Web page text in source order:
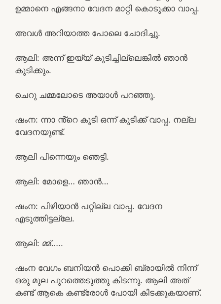
ഉമ്മാനെ എങ്ങനാ വേദന മാറ്റി കൊടുക്കാ വാപ്പ.
അവൾ അറിയാത്ത പോലെ ചോദിച്ചു.
ആലി: അന്ന് ഇയ്യ്‌ കുടിച്ചില്ലെങ്കിൽ ഞാൻ
കുടിക്കും.
ചെറു ചമ്മലോടെ അയാൾ പറഞ്ഞു.
ഷംന: ന്നാ ൻ്റെ കൂടി ഒന്ന് കുടിക്ക് വാപ്പ. നല്ല
വേദനയുണ്ട്.
ആലി പിന്നെയും ഞെട്ടി.
ആലി: മോളെ… ഞാൻ…
ഷംന: പിഴിയാൻ പറ്റില്ല വാപ്പ. വേദന
എടുത്തിട്ടല്ലേ.
ആലി: മ്മ്…..
ഷംന വേഗം ബനിയൻ പൊക്കി ബ്രായിൽ നിന്ന്
ഒരു മുല പുറത്തെടുത്തു കിടന്നു. ആലി അത്
കണ്ട് ആകെ കണ്ട്രോൾ പോയി കിടക്കുകയാണ്.